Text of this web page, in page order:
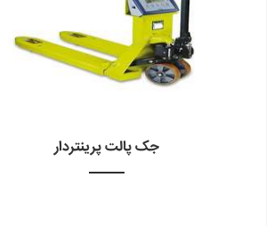
جک پالت پرینتردار